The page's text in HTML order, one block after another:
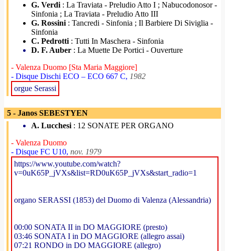
G. Verdi : La Traviata - Preludio Atto I ; Nabucodonosor -
Sinfonia ; La Traviata - Preludio Atto III
G. Rossini : Tancredi - Sinfonia ; Il Barbiere Di Siviglia -
Sinfonia
C. Pedrotti : Tutti In Maschera - Sinfonia
D. F. Auber : La Muette De Portici - Ouverture
- Valenza Duomo [Sta Maria Maggiore]
- Disque Dischi ECO – ECO 667 C, 1982
orgue Serassi
5 - Janos SEBESTYEN
A. Lucchesi : 12 SONATE PER ORGANO
- Valenza Duomo
- Disque FC U10, nov. 1979
https://www.youtube.com/watch?
v=0uK65P_jVXs&list=RD0uK65P_jVXs&start_radio=1
organo SERASSI (1853) del Duomo di Valenza (Alessandria)
00:00 SONATA II in DO MAGGIORE (presto)
03:46 SONATA I in DO MAGGIORE (allegro assai)
07:21 RONDO in DO MAGGIORE (allegro)